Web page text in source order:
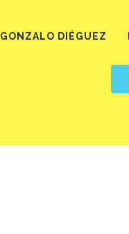
GONZALO DIÉGUEZ